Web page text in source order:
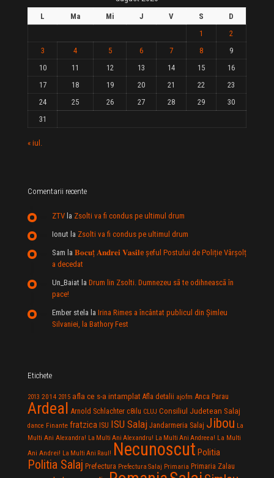
L Ma Mi J V S
D
1
2
3
4 5 6 7 8
9
10
11 12 13 14 15
16
17
18 19 20 21 22
23
24
25 26 27 28 29
30
31
« iul.
Comentarii recente
ZTV la Zsolti va fi condus pe ultimul drum
Ionut la Zsolti va fi condus pe ultimul drum
Sam la 𝐁𝐨𝐜𝐮ț 𝐀𝐧𝐝𝐫𝐞𝐢 𝐕𝐚𝐬𝐢𝐥e şeful Postului de Poliție Vârșolț
a decedat
Un_Baiat la Drum lin Zsolti. Dumnezeu sã te odihneascã în
pace!
Ember stela la Irina Rimes a încântat publicul din Şimleu
Silvaniei, la Bathory Fest
Etichete
2013 2014 2015 afla ce s-a intamplat Afla detalii ajofm Anca Parau
Ardeal Arnold Schlachter c8ilu CLUJ Consiliul Judetean Salaj
dance Finante fratzica ISU ISU Salaj Jandarmeria Salaj Jibou La
Multi Ani Alexandra! La Multi Ani Alexandru! La Multi Ani Andreea! La Multi
Ani Andrei! La Multi Ani Raul! Necunoscut Politia
Politia Salaj Prefectura Prefectura Salaj Primaria Primaria Zalau